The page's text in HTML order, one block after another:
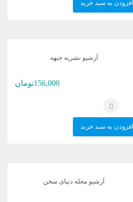
افزودن به سبد خرید
آرشیو نشریه جبهه
156,000تومان
افزودن به سبد خرید
آرشیو مجله دنیای سخن